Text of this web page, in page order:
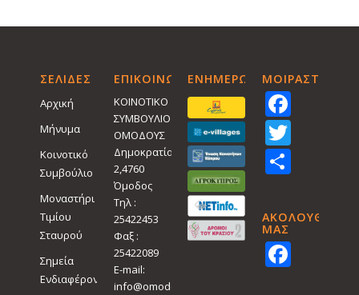
ΣΕΛΙΔΕΣ
Αρχική
Μήνυμα
Κοινοτικό
Συμβούλιο
Μοναστήρι
Τιμίου
Σταυρού
Σημεία
Ενδιαφέροντος
ΕΠΙΚΟΙΝΩΝΙΑ
ΚΟΙΝΟΤΙΚΟ
ΣΥΜΒΟΥΛΙΟ
ΟΜΟΔΟΥΣ
Δημοκρατίας
2,4760
Όμοδος
Τηλ :
25422453
Φαξ :
25422089
E-mail:
info@omodos.org
ΕΝΗΜΕΡΩΤΙΚΑΜΟΙΡΑΣTEITE
Share
ΑΚΟΛΟΥΘΗΣΤΕ
ΜΑΣ